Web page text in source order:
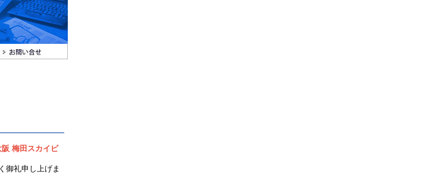
梅田スカイビ
御礼申し上げま